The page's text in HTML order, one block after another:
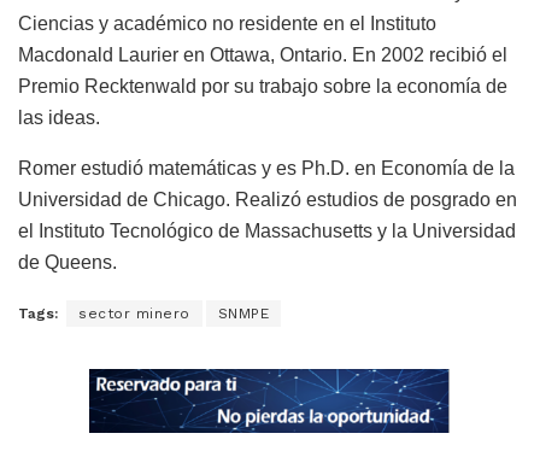
Ciencias y académico no residente en el Instituto
Macdonald Laurier en Ottawa, Ontario. En 2002 recibió el
Premio Recktenwald por su trabajo sobre la economía de
las ideas.
Romer estudió matemáticas y es Ph.D. en Economía de la
Universidad de Chicago. Realizó estudios de posgrado en
el Instituto Tecnológico de Massachusetts y la Universidad
de Queens.
Tags: sector minero SNMPE